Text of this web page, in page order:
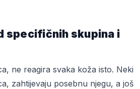
specifičnih skupina i
ne reagira svaka koža isto. Neki
zahtijevaju posebnu njegu, a još